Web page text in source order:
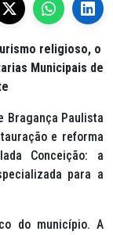
religioso, o
Municipais de
Bragança Paulista
e reforma
Conceição: a
para a
do município. A